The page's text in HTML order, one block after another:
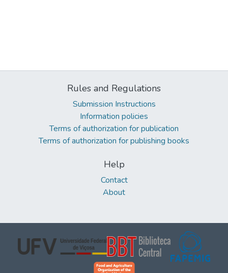
Rules and Regulations
Submission Instructions
Information policies
Terms of authorization for publication
Terms of authorization for publishing books
Help
Contact
About